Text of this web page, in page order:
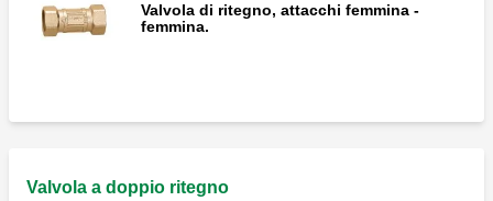
Valvole a sfera con ritegno omologato
incorporato, attacchi calotta mobile -
Valvola di ritegno, attacchi femmina -
femmina.
Valvola a doppio ritegno